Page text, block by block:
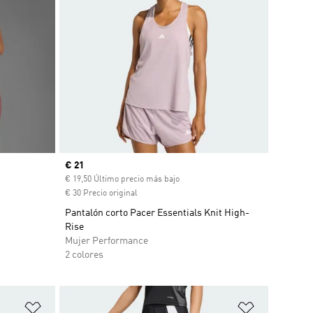
Precio actual
€ 21
€ 19,50 Último precio más bajo
€ 30 Precio original
Pantalón corto Pacer Essentials Knit High-
Rise
Mujer Performance
2 colores
Añadir a la lista de deseos